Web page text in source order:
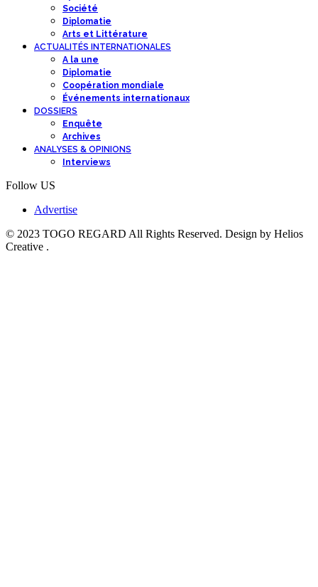
Société
Diplomatie
Arts et Littérature
ACTUALITÉS INTERNATIONALES
A la une
Diplomatie
Coopération mondiale
Événements internationaux
DOSSIERS
Enquête
Archives
ANALYSES & OPINIONS
Interviews
Follow US
Advertise
© 2023 TOGO REGARD All Rights Reserved. Design by Helios
Creative .